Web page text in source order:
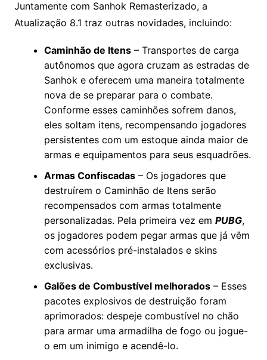
Juntamente com Sanhok Remasterizado, a
Atualização 8.1 traz outras novidades, incluindo:
Caminhão de Itens– Transportes de carga
autônomos que agora cruzam as estradas de
Sanhok e oferecem uma maneira totalmente
nova de se preparar para o combate.
Conforme esses caminhões sofrem danos,
eles soltam itens, recompensando jogadores
persistentes ​com um estoque ainda maior de
armas e equipamentos para seus esquadrões.
Armas Confiscadas– Os jogadores que
destruírem o Caminhão de Itens serão
recompensados ​​com armas totalmente
personalizadas. Pela primeira vez em PUBG,
os jogadores podem pegar armas que já vêm
com acessórios pré-instalados e skins
exclusivas.
Galões de Combustível melhorados– Esses
pacotes explosivos de destruição foram
aprimorados: despeje combustível no chão
para armar uma armadilha de fogo ou jogue-
o em um inimigo e acendê-lo.